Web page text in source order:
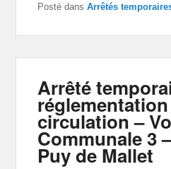
Posté dans Arrêtés
Arrêté
circulation –
Communale 3
Puy de Mallet